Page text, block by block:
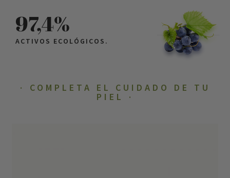
97,4%
ACTIVOS ECOLÓGICOS.
COMPLETA EL CUIDADO DE TU
PIEL